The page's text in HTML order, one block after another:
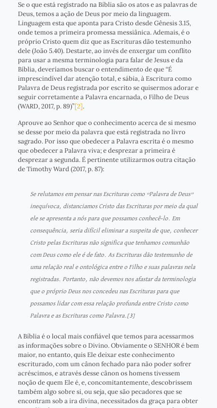
Se o que está registrado na Bíblia são os atos e as palavras de
Deus, temos a ação de Deus por meio da linguagem.
Linguagem esta que aponta para Cristo desde Gênesis 3.15,
onde temos a primeira promessa messiânica. Ademais, é o
próprio Cristo quem diz que as Escrituras dão testemunho
dele (João 5.40). Destarte, ao invés de enxergar um conflito
para usar a mesma terminologia para falar de Jesus e da
Bíblia, deveríamos buscar o entendimento de que “É
imprescindível dar atenção total, e sábia, à Escritura como
Palavra de Deus registrada por escrito se quisermos adorar e
seguir corretamente a Palavra encarnada, o Filho de Deus
(WARD, 2017, p. 89)”[2].
Aprouve ao Senhor que o conhecimento acerca de si mesmo
se desse por meio da palavra que está registrada no livro
sagrado. Por isso que obedecer a Palavra escrita é o mesmo
que obedecer a Palavra viva; e desprezar a primeira é
desprezar a segunda. É pertinente utilizarmos outra citação
de Timothy Ward (2017, p. 87):
Se relutamos em pensar nas Escrituras como “Palavra de Deus”
inequívoca, distanciamos Cristo das Escrituras por meio da qual
ele se apresenta a nós para que possamos conhecê-lo. Em
consequência, seria difícil eliminar a suspeita de que, conhecer
Cristo pelas Escrituras não significa que tenhamos comunhão
com Deus como ele é de fato. As Escrituras dão testemunho de
uma relação real e ontológica entre o Filho e suas palavras nela
registradas. Portanto, não devemos nos afastar da terminologia
que o próprio Deus nos concedeu nas Escrituras para que
possamos lidar com essa relação profunda entre Cristo como
Palavra e as Escrituras como Palavra. [3]
A Bíblia é o local mais confiável que temos para acessarmos
as informações sobre o Divino. Obviamente o SENHOR é bem
maior, no entanto, quis Ele deixar este conhecimento
escriturado, com um cânon fechado para não poder sofrer
acréscimos, e através desse cânon os homens tivessem
noção de quem Ele é, e, concomitantemente, descobrissem
também algo sobre si, ou seja, que são pecadores que se
encontram sob a ira divina, necessitados da graça para obter